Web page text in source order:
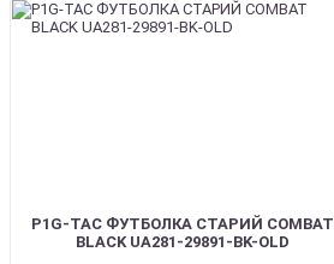
P1G-TAC ФУТБОЛКА СТАРИЙ COMBAT
BLACK UA281-29891-BK-OLD